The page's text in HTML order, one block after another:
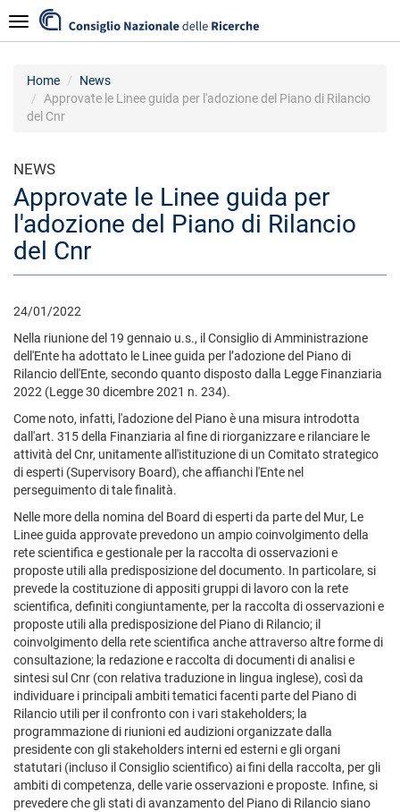
al
contenuto
Navigazione
Home
News
Approvate le Linee guida per l'adozione del Piano di Rilancio
del Cnr
NEWS
Approvate le Linee guida per
l'adozione del Piano di Rilancio
del Cnr
24/01/2022
Nella riunione del 19 gennaio u.s., il Consiglio di Amministrazione
dell'Ente ha adottato le Linee guida per l’adozione del Piano di
Rilancio dell'Ente, secondo quanto disposto dalla Legge Finanziaria
2022 (Legge 30 dicembre 2021 n. 234).
Come noto, infatti, l'adozione del Piano è una misura introdotta
dall'art. 315 della Finanziaria al fine di riorganizzare e rilanciare le
attività del Cnr, unitamente all'istituzione di un Comitato strategico
di esperti (Supervisory Board), che affianchi l'Ente nel
perseguimento di tale finalità.
Nelle more della nomina del Board di esperti da parte del Mur, Le
Linee guida approvate prevedono un ampio coinvolgimento della
rete scientifica e gestionale per la raccolta di osservazioni e
proposte utili alla predisposizione del documento. In particolare, si
prevede la costituzione di appositi gruppi di lavoro con la rete
scientifica, definiti congiuntamente, per la raccolta di osservazioni e
proposte utili alla predisposizione del Piano di Rilancio; il
coinvolgimento della rete scientifica anche attraverso altre forme di
consultazione; la redazione e raccolta di documenti di analisi e
sintesi sul Cnr (con relativa traduzione in lingua inglese), così da
individuare i principali ambiti tematici facenti parte del Piano di
Rilancio utili per il confronto con i vari stakeholders; la
programmazione di riunioni ed audizioni organizzate dalla
presidente con gli stakeholders interni ed esterni e gli organi
statutari (incluso il Consiglio scientifico) ai fini della raccolta, per gli
ambiti di competenza, delle varie osservazioni e proposte. Infine, si
prevedere che gli stati di avanzamento del Piano di Rilancio siano